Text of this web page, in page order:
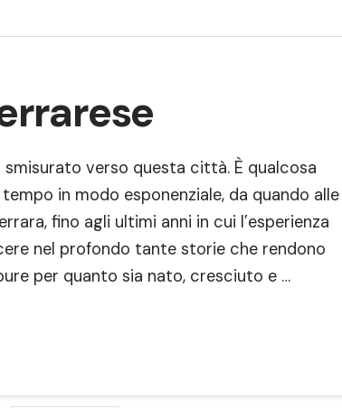
verso questa città. È qualcosa
in modo esponenziale, da quando alle
fino agli ultimi anni in cui l’esperienza
nel profondo tante storie che rendono
per quanto sia nato, cresciuto e …